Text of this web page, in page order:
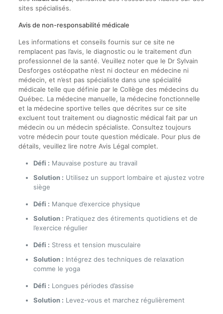
sites spécialisés.
Avis de non-responsabilité médicale
Les informations et conseils fournis sur ce site ne
remplacent pas l’avis, le diagnostic ou le traitement d’un
professionnel de la santé. Veuillez noter que le Dr Sylvain
Desforges ostéopathe n’est ni docteur en médecine ni
médecin, et n’est pas spécialiste dans une spécialité
médicale telle que définie par le Collège des médecins du
Québec. La médecine manuelle, la médecine fonctionnelle
et la médecine sportive telles que décrites sur ce site
excluent tout traitement ou diagnostic médical fait par un
médecin ou un médecin spécialiste. Consultez toujours
votre médecin pour toute question médicale. Pour plus de
détails, veuillez lire notre Avis Légal complet.
Défi : Mauvaise posture au travail
Solution : Utilisez un support lombaire et ajustez votre
siège
Défi : Manque d’exercice physique
Solution : Pratiquez des étirements quotidiens et de
l’exercice régulier
Défi : Stress et tension musculaire
Solution : Intégrez des techniques de relaxation
comme le yoga
Défi : Longues périodes d’assise
Solution : Levez-vous et marchez régulièrement